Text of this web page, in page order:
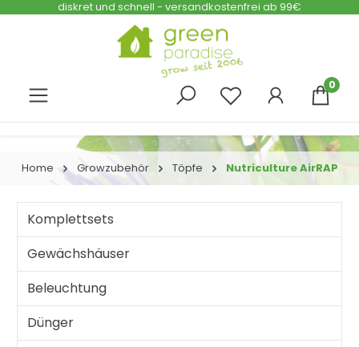
Zum Hauptinhalt springen
diskret und schnell - versandkostenfrei ab 99€
0
Home Growzubehör Töpfe Nutriculture AirRAP
Komplettsets
Gewächshäuser
Beleuchtung
Dünger